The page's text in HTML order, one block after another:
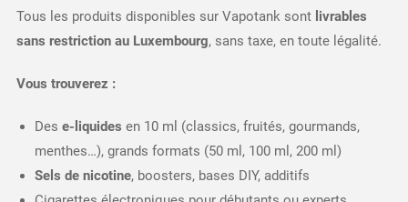
Tous les produits disponibles sur Vapotank sont livrables
sans restriction au Luxembourg, sans taxe, en toute légalité.
Vous trouverez :
Des e-liquides en 10 ml (classics, fruités, gourmands,
menthes…), grands formats (50 ml, 100 ml, 200 ml)
Sels de nicotine, boosters, bases DIY, additifs